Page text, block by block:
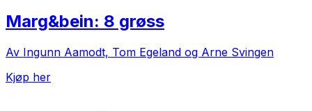
Marg&bein: 8 grøss
Av Ingunn Aamodt, Tom Egeland og Arne Svingen
Kjøp her